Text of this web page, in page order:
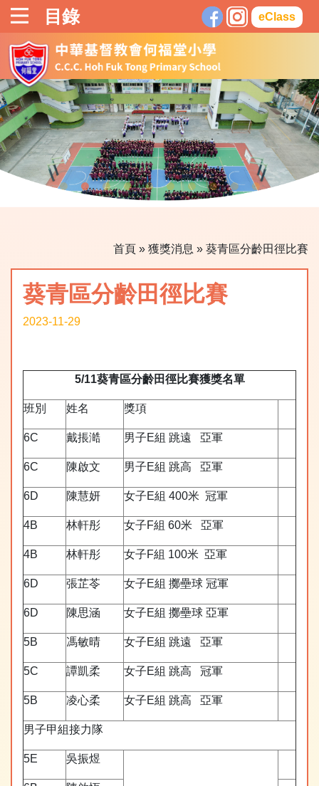
目錄 eClass
首頁 » 獲獎消息 » 葵青區分齡田徑比賽
葵青區分齡田徑比賽
2023-11-29
5/11葵青區分齡田徑比賽獲獎名單
班別 姓名 獎項
6C 戴掁澔 男子E組 跳遠 亞軍
6C 陳啟文 男子E組 跳高 亞軍
6D 陳慧妍 女子E組 400米 冠軍
4B 林軒彤 女子F組 60米 亞軍
4B 林軒彤 女子F組 100米 亞軍
6D 張芷苓 女子E組 擲壘球 冠軍
6D 陳思涵 女子E組 擲壘球 亞軍
5B 馮敏晴 女子E組 跳遠 亞軍
5C 譚凱柔 女子E組 跳高 冠軍
5B 凌心柔 女子E組 跳高 亞軍
男子甲組接力隊
5E 吳振煜